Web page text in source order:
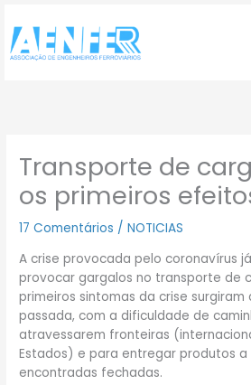
para
conteúdo
Transporte de
os primeiros
17 Comentários /NOTICIAS
A crise provocada pelo coronavírus
provocar gargalos no transporte de
primeiros sintomas da crise
passada, com a dificuldade de
atravessarem fronteiras
Estados) e para entregar produtos a
encontradas fechadas.